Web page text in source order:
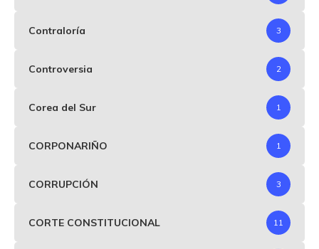
Contraloría 3
Controversia 2
Corea del Sur 1
CORPONARIÑO 1
CORRUPCIÓN 3
CORTE CONSTITUCIONAL 11